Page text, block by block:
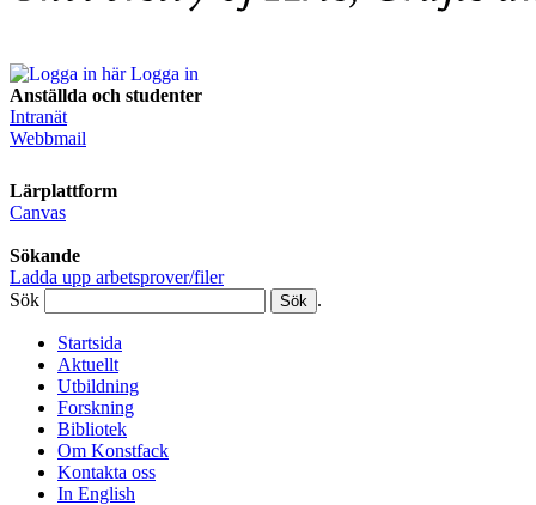
Logga in
Anställda och studenter
Intranät
Webbmail
Lärplattform
Canvas
Sökande
Ladda upp arbetsprover/filer
Sök
.
Startsida
Aktuellt
Utbildning
Forskning
Bibliotek
Om Konstfack
Kontakta oss
In English